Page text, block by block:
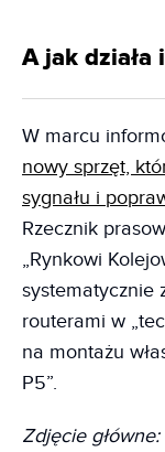
A jak działa
W marcu
nowy sprzęt,
sygnału i
Rzecznik
„Rynkowi
systematycznie
routerami w
na montażu
P5”.
Zdjęcie